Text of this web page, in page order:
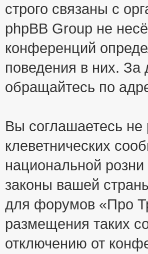
строго связаны с
phpBB Group не
конференций
поведения в них.
обращайтесь по
Вы соглашаетесь
клеветнических
национальной
законы вашей
для форумов «Про
размещения таких
отключению от